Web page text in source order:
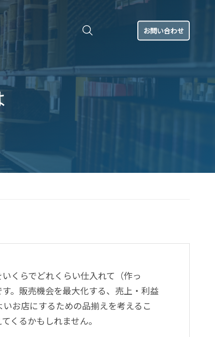
お問い合わせ
くらでどれくらい仕入れて（作っ
。販売機会を最大化する、売上・利益
お店にするための品揃えを考えるこ
くるかもしれません。